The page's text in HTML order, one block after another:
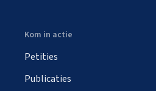
Kom in actie
Petities
Publicaties